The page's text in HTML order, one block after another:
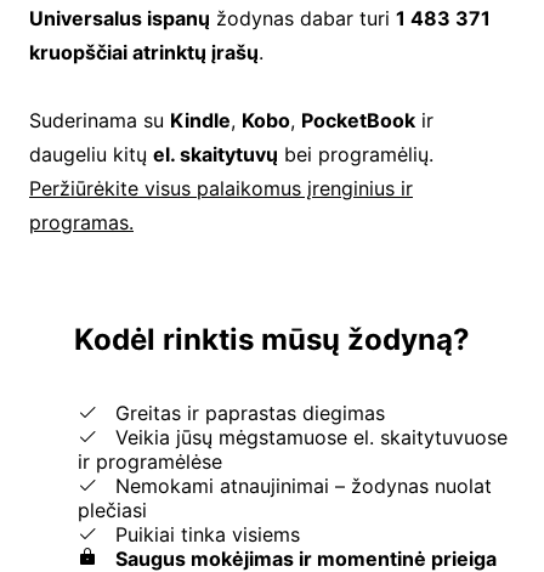
Universalus ispanų žodynas dabar turi 1 483 371
kruopščiai atrinktų įrašų.
Suderinama su Kindle, Kobo, PocketBook ir
daugeliu kitų el. skaitytuvų bei programėlių.
Peržiūrėkite visus palaikomus įrenginius ir
programas.
Kodėl rinktis mūsų žodyną?
Greitas ir paprastas diegimas
Veikia jūsų mėgstamuose el. skaitytuvuose
ir programėlėse
Nemokami atnaujinimai – žodynas nuolat
plečiasi
Puikiai tinka visiems
Saugus mokėjimas ir momentinė prieiga